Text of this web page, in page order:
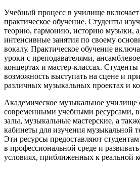
Учебный процесс в училище включает
практическое обучение. Студенты
теорию, гармонию, историю музыки, а
интенсивные занятия по своему
вокалу. Практическое обучение
уроки с преподавателями,
концертах и мастер-классах.
возможность выступать на сцене и
различных музыкальных проектах и
Академическое музыкальное училище
современными учебными ресурсами,
залы, музыкальные мастерские, а
кабинеты для изучения музыкальной
Эти ресурсы предоставляют
в профессиональной среде и
условиях, приближенных к реальной